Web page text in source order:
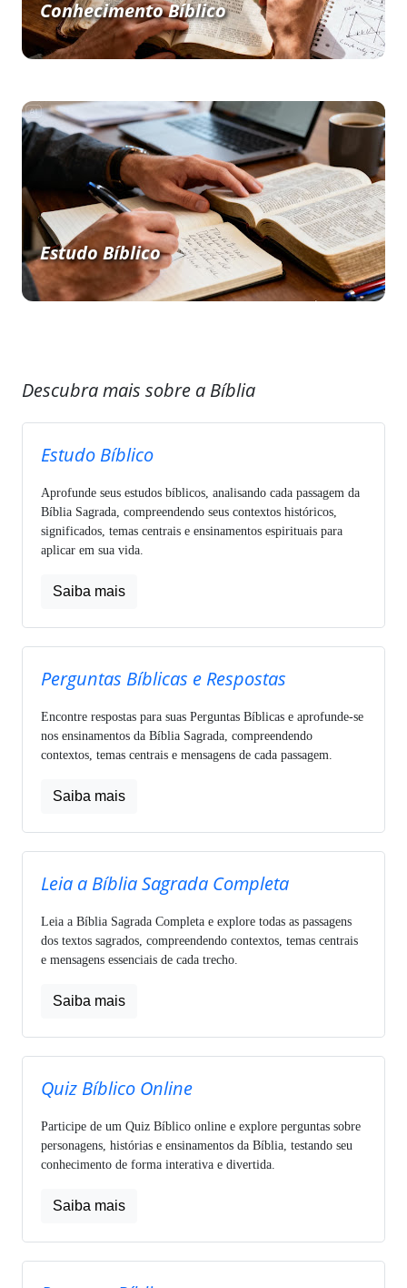
Conhecimento Bíblico
Estudo Bíblico
Descubra mais sobre a Bíblia
Estudo Bíblico
Aprofunde seus estudos bíblicos, analisando cada passagem da
Bíblia Sagrada, compreendendo seus contextos históricos,
significados, temas centrais e ensinamentos espirituais para
aplicar em sua vida.
Saiba mais
Perguntas Bíblicas e Respostas
Encontre respostas para suas Perguntas Bíblicas e aprofunde-se
nos ensinamentos da Bíblia Sagrada, compreendendo
contextos, temas centrais e mensagens de cada passagem.
Saiba mais
Leia a Bíblia Sagrada Completa
Leia a Bíblia Sagrada Completa e explore todas as passagens
dos textos sagrados, compreendendo contextos, temas centrais
e mensagens essenciais de cada trecho.
Saiba mais
Quiz Bíblico Online
Participe de um Quiz Bíblico online e explore perguntas sobre
personagens, histórias e ensinamentos da Bíblia, testando seu
conhecimento de forma interativa e divertida.
Saiba mais